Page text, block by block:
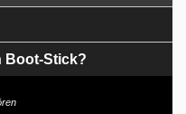
Boot-Stick?